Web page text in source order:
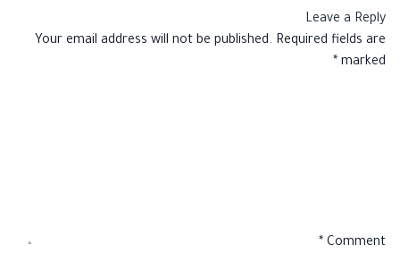
Leave a Reply
Your email address will not be published. Required fields are
marked
*
Comment
*